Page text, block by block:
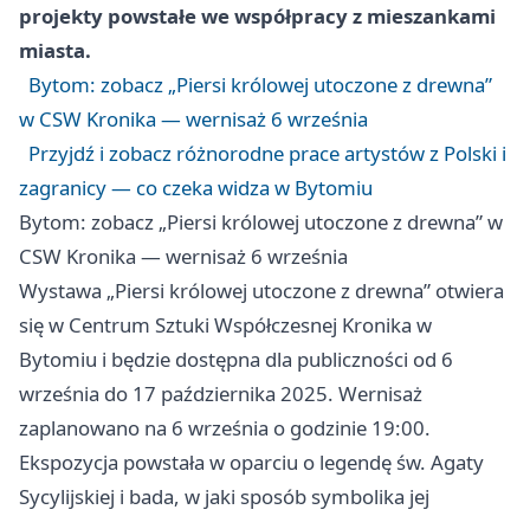
projekty powstałe we współpracy z mieszankami
miasta.
Bytom: zobacz „Piersi królowej utoczone z drewna”
w CSW Kronika — wernisaż 6 września
Przyjdź i zobacz różnorodne prace artystów z Polski i
zagranicy — co czeka widza w Bytomiu
Bytom: zobacz „Piersi królowej utoczone z drewna” w
CSW Kronika — wernisaż 6 września
Wystawa „Piersi królowej utoczone z drewna” otwiera
się w Centrum Sztuki Współczesnej Kronika w
Bytomiu i będzie dostępna dla publiczności od 6
września do 17 października 2025. Wernisaż
zaplanowano na 6 września o godzinie 19:00.
Ekspozycja powstała w oparciu o legendę św. Agaty
Sycylijskiej i bada, w jaki sposób symbolika jej